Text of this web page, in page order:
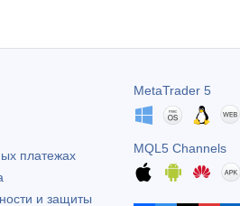
платежах
и защиты
MetaTrader 5
MQL5 Channels